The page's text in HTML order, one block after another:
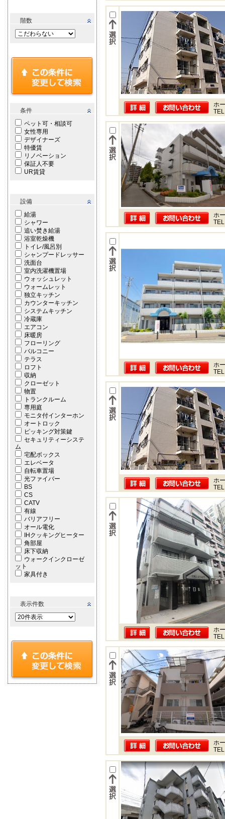
階数
条件
ペット可・相談可
女性専用
デザイナーズ
特優賃
リノベーション
保証人不要
UR賃貸
設備
給湯
シャワー
追い焚き給湯
浴室乾燥機
トイレ/風呂別
シャンプードレッサー
洗面台
室内洗濯機置場
ウォッシュレット
ウォームレット
独立キッチン
カウンターキッチン
システムキッチン
冷蔵庫
エアコン
床暖房
フローリング
バルコニー
テラス
ロフト
収納
クローゼット
物置
トランクルーム
専用庭
モニタ付インターホン
オートロック
ピッキング対策鍵
セキュリティーシステ
ム
宅配ボックス
エレベータ
自転車置場
光ファイバー
BS
CS
CATV
有線
バリアフリー
オール電化
IHクッキングヒーター
角部屋
床下収納
ウォークインクローゼ
ット
家具付き
表示件数
ホ
ホ
ホ
ホ
ホ
ホ